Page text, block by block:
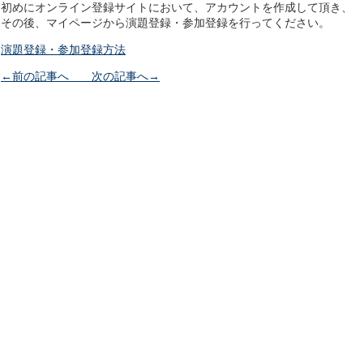
初めにオンライン登録サイトにおいて、アカウントを作成して頂き、
その後、マイページから演題登録・参加登録を行ってください。
演題登録・参加登録方法
←前の記事へ 次の記事へ→